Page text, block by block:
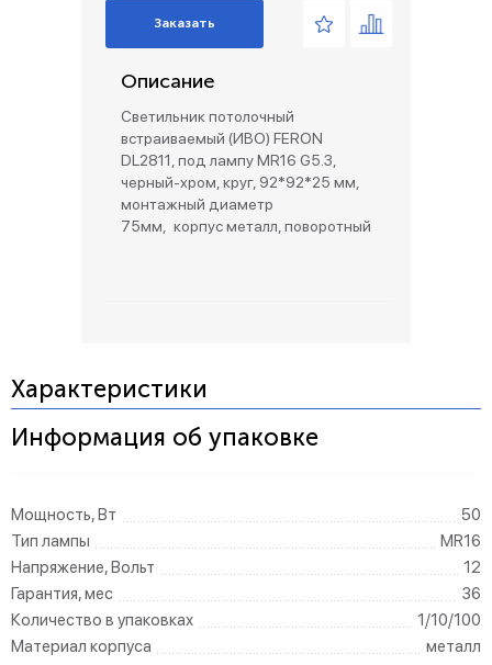
Заказать
Описание
Светильник потолочный
встраиваемый (ИВО) FERON
DL2811, под лампу MR16 G5.3,
черный-хром, круг, 92*92*25 мм,
монтажный диаметр
75мм, корпус металл, поворотный
Характеристики
Информация об упаковке
Мощность, Вт
50
Тип лампы
MR16
Напряжение, Вольт
12
Гарантия, мес
36
Количество в упаковках
1/10/100
Материал корпуса
металл